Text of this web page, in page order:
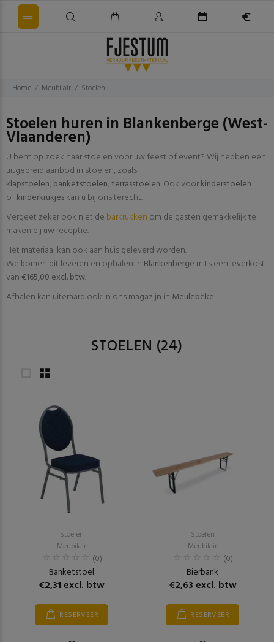
Home Meubilair Stoelen
Stoelen huren in Blankenberge (West-
Vlaanderen)
U bent op zoek naar stoelen voor uw feest of event? Wij hebben een
uitgebreid aanbod in stoelen, zoals
klapstoelen, banketstoelen, terrasstoelen. Ook voorkinderstoelen
ofkinderkrukjeskan u bij ons terecht.
Vergeet zeker ook niet de barkrukken om de gasten gemakkelijk te
maken bij uw receptie.
Het materiaal kan ook aan huis geleverd worden.
We komen dit leveren en ophalen In Blankenberge mits een leverkost
van€165,00 excl. btw.
Afhalen kan uiteraard ook in ons magazijn in Meulebeke
STOELEN (24)
Stoelen
Meubilair
(0)
Banketstoel
€2,31 excl. btw
RESERVEER
Stoelen
Meubilair
(0)
Bierbank
€2,63 excl. btw
RESERVEER